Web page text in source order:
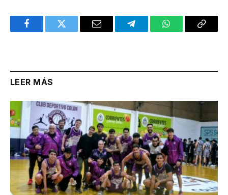
FacebookTwitter Email TelegramWhatsAppCopy
LEER MÁS